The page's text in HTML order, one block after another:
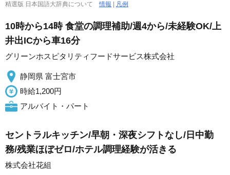
精選版 日本国語大辞典について情報 凡例
10時から14時 食堂の調理補助/週4から/未経験OK/上
井出ICから車16分
グリーンホスピタリティフードサービス株式会社
静岡県 富士宮市
時給1,200円
アルバイト・パート
セントラルキッチン/早朝・深夜シフトなし/日中勤
務/残業ほぼゼロ/ホテル調理経験が活きる
株式会社花組